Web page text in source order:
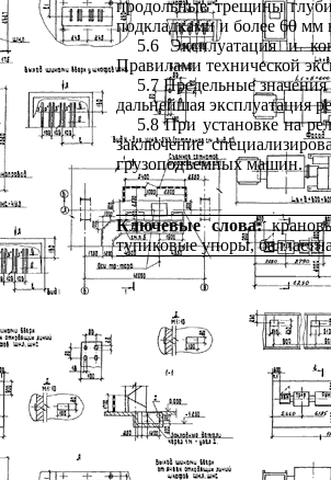
продольные трещины
подкладками и более 60 мм
5.6 Эксплуатация и
Правилами технической
5.7 Предельные
дальнейшая эксплуатация
5.8При установке на
заключение
грузоподъемных машин.
Ключевые слова:
тупиковые упоры,